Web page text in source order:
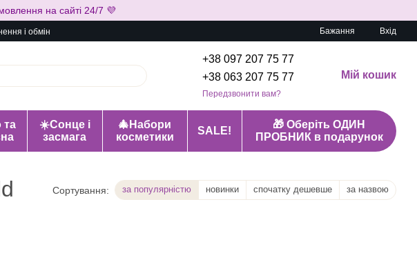
на сайті 24/7 💜
і обмін Бажання Вхід
+38 097 207 75 77
+38 063 207 75 77
Передзвонити вам?
Мій кошик
та
☀️Сонце і
засмага
🎄Набори
косметики
SALE!
🎁 Оберіть ОДИН
ПРОБНИК в подарунок
Сортування: за популярністю новинки спочатку дешевше за назвою